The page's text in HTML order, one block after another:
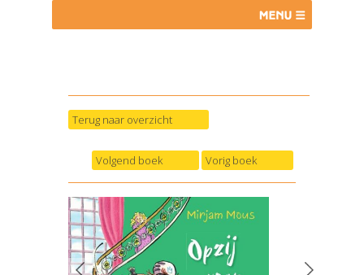
Terug naar overzicht
Volgend boek Vorig boek